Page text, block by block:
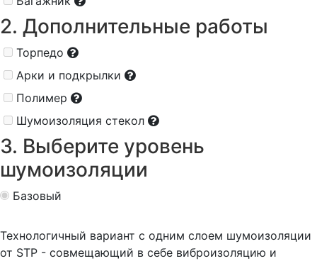
2. Дополнительные работы
Торпедо
Арки и подкрылки
Полимер
Шумоизоляция стекол
3. Выберите уровень
шумоизоляции
Базовый
Технологичный вариант с одним слоем шумоизоляции
от STP - совмещающий в себе виброизоляцию и